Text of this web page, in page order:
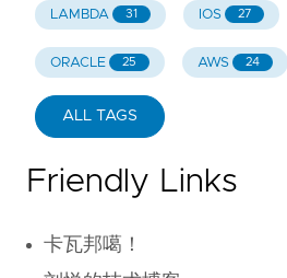
LAMBDA 31 IOS 27
ORACLE 25 AWS 24
ALL TAGS
Friendly Links
卡瓦邦噶！